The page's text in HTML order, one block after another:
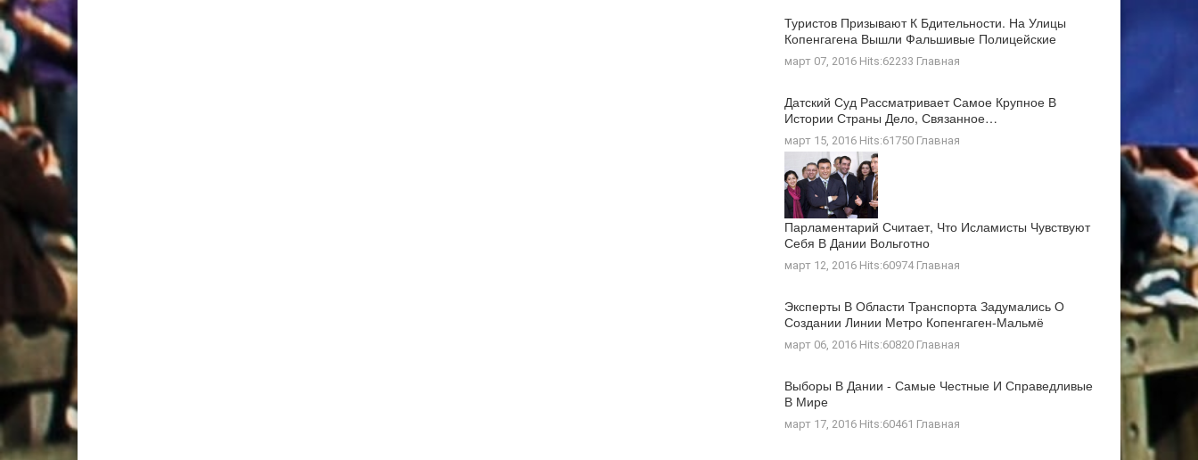
Туристов Призывают К Бдительности. На Улицы
Копенгагена Вышли Фальшивые Полицейские
март 07, 2016 Hits:62233 Главная
Датский Суд Рассматривает Самое Крупное В
Истории Страны Дело, Связанное…
март 15, 2016 Hits:61750 Главная
Парламентарий Считает, Что Исламисты Чувствуют
Себя В Дании Вольготно
март 12, 2016 Hits:60974 Главная
Эксперты В Области Транспорта Задумались О
Создании Линии Метро Копенгаген-Мальмё
март 06, 2016 Hits:60820 Главная
Выборы В Дании - Самые Честные И Справедливые
В Мире
март 17, 2016 Hits:60461 Главная